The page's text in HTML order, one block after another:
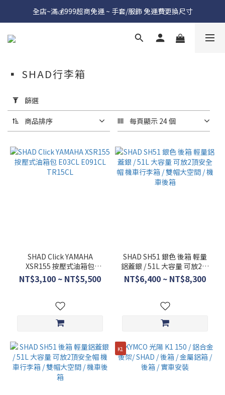
全店~滿💰999超商免運 ~ 手套/服飾 免運費更換尺寸
用
篩
選
(0/20)
價格
(NT$)
寸
HONDA
底座
+E091CL
(5)
HONDA
▪︎ SHAD行李箱
篩選
商品排序 每頁顯示 24 個
SHAD Click YAMAHA
XSR155 按壓式油箱包
E03CL E091CL TR15CL
NT$3,100 ~ NT$5,500
SHAD SH51 銀色 後箱 輕量
鋁蓋銀 / 51L 大容量 可放2頂
安全帽 機車行李箱 / 雙帽大
空間 / 機車後箱
NT$6,400 ~ NT$8,300
K1